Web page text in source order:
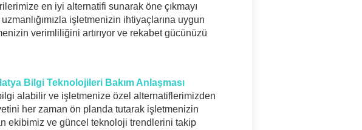
en iyi alternatifi sunarak öne çıkmayı
işletmenizin ihtiyaçlarına uygun
verimliliğini artırıyor ve rekabet gücünüzü
Bilgi Teknolojileri Bakım Anlaşması
alabilir ve işletmenize özel alternatiflerimizden
her zaman ön planda tutarak işletmenizin
ekibimiz ve güncel teknoloji trendlerini takip